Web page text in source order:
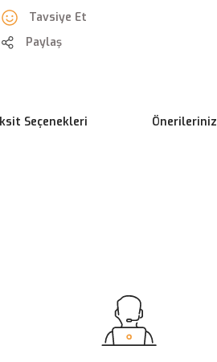
Tavsiye Et
Paylaş
Seçenekleri Önerileriniz